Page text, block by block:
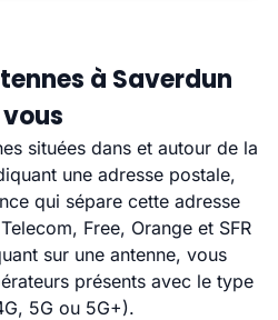
à Saverdun
situées dans et autour de la
une adresse postale,
qui sépare cette adresse
Free, Orange et SFR
sur une antenne, vous
présents avec le type
5G ou 5G+).